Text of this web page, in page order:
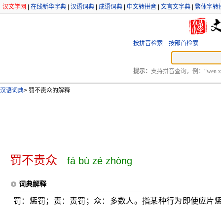
汉文学网 在线新华字典 汉语词典 成语词典 中文转拼音 文言文字典 繁体字转
按拼音检索 按部首检索
提示： 支持拼音查询，例：“wen
汉语词典> 罚不责众的解释
罚不责众 fá bù zé zhòng
词典解释
罚：惩罚；责：责罚；众：多数人。指某种行为即使应片